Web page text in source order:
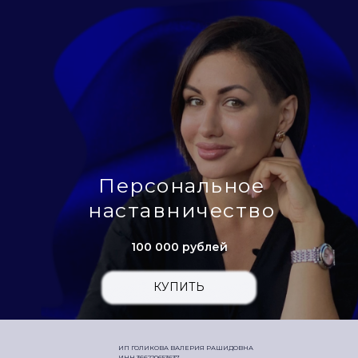
Персональное
наставничество
КУПИТЬ
100 000 рублей
ИП ГОЛИКОВА ВАЛЕРИЯ РАШИДОВНА